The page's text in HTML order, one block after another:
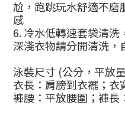
尬，跑跳玩水舒適不磨
感
6. 冷水低轉速套袋清洗
深淺衣物請分開清洗，
泳裝尺寸 (公分，平放
衣長：肩膀到衣襬；衣
褲腰：平放腰圍； 褲長